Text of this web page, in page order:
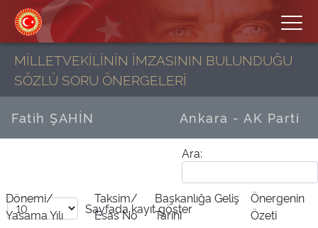
MİLLETVEKİLİNİN İMZASININ BULUNDUĞU
SÖZLÜ SORU ÖNERGELERİ
Fatih ŞAHİN Ankara - AK Parti
Ara:
Sayfadakayıt göster
Dönemi/
Yasama Yılı
Taksim/
Esas No
Başkanlığa Geliş
Tarihi
Önergenin
Özeti